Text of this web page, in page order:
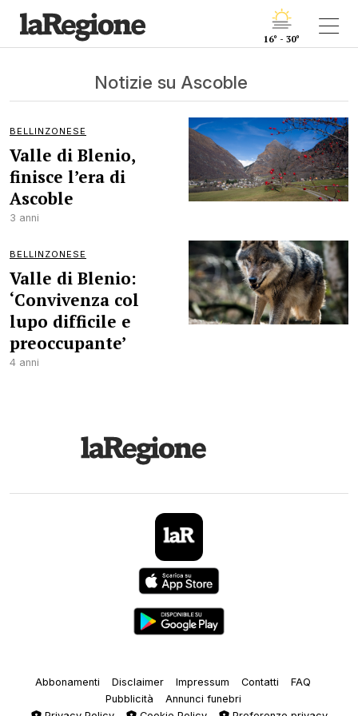
16° - 30°
Notizie su Ascoble
BELLINZONESE
Valle di Blenio,
finisce l’era di
Ascoble
3 anni
BELLINZONESE
Valle di Blenio:
‘Convivenza col
lupo difficile e
preoccupante’
4 anni
Abbonamenti Disclaimer Impressum Contatti
FAQ
Pubblicità
Annunci funebri